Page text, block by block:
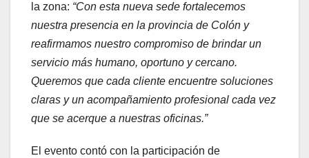
la zona: “Con esta nueva sede fortalecemos
nuestra presencia en la provincia de Colón y
reafirmamos nuestro compromiso de brindar un
servicio más humano, oportuno y cercano.
Queremos que cada cliente encuentre soluciones
claras y un acompañamiento profesional cada vez
que se acerque a nuestras oficinas.”
El evento contó con la participación de